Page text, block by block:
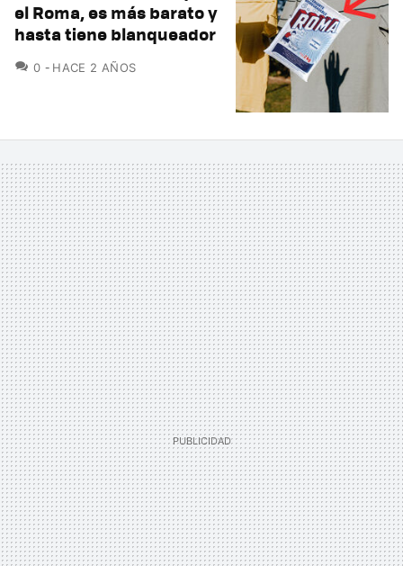
el Roma, es más barato y
hasta tiene blanqueador
0 COMENTARIOS
HACE 2 AÑOS